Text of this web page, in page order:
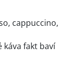
cappuccino,
fakt baví